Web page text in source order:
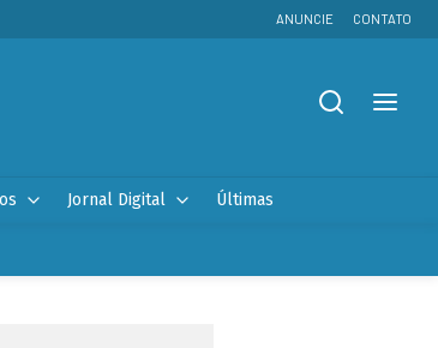
ANUNCIE CONTATO
Jornal Digital Últimas